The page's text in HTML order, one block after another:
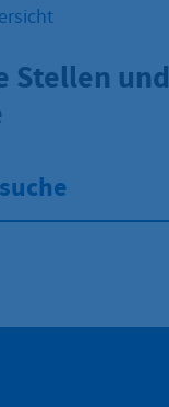
Stellen und